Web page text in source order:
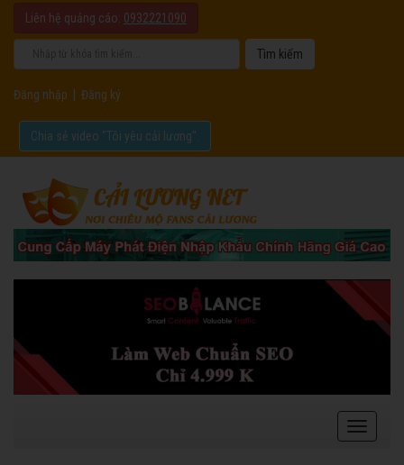
Liên hệ quảng cáo: 0932221090
Đăng nhập Đăng ký
Chia sẻ video "Tôi yêu cải lương".